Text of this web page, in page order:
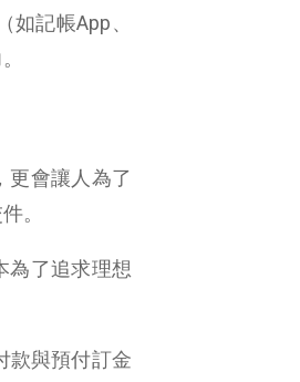
（如記帳App、
更會讓人為了
。
為了追求理想
款與預付訂金